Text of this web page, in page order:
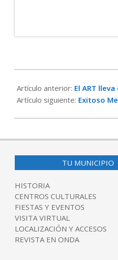
10-
31
Artículo anterior: El ART
Artículo siguiente: Exitoso
TU MUNICIPIO
HISTORIA
CENTROS CULTURALES
FIESTAS Y EVENTOS
VISITA VIRTUAL
LOCALIZACIÓN Y ACCESOS
REVISTA EN ONDA